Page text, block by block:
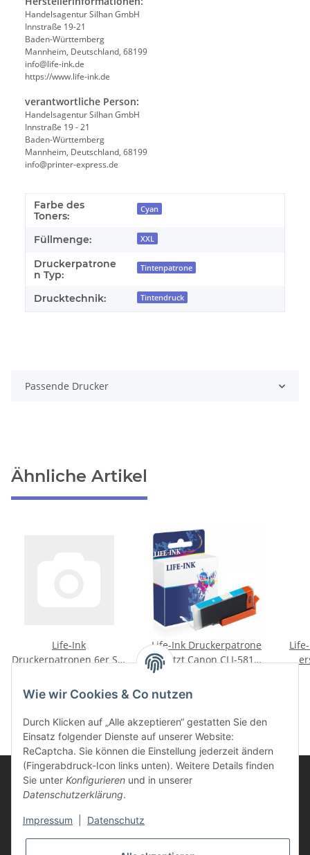
Handelsagentur Silhan GmbH
Innstraße 19-21
Baden-Württemberg
Mannheim, Deutschland, 68199
info@life-ink.de
https://www.life-ink.de
verantwortliche Person:
Handelsagentur Silhan GmbH
Innstraße 19 - 21
Baden-Württemberg
Mannheim, Deutschland, 68199
info@printer-express.de
Farbe des
Toners:
Cyan
Füllmenge: XXL
Druckerpatrone
n Typ:
Tintenpatrone
Drucktechnik: Tintendruck
Passende Drucker
Ähnliche Artikel
Life-Ink
Druckerpatronen 6er Set
CLI-581 XXL
Life-Ink Druckerpatrone
ersetzt Canon CLI-581C
Kunden Service
Wie wir Cookies & Co nutzen
Durch Klicken auf „Alle akzeptieren“ gestatten Sie den
Einsatz folgender Dienste auf unserer Website:
ReCaptcha. Sie können die Einstellung jederzeit ändern
(Fingerabdruck-Icon links unten). Weitere Details finden
Sie unter Konfigurieren und in unserer
Datenschutzerklärung.
Impressum Datenschutz